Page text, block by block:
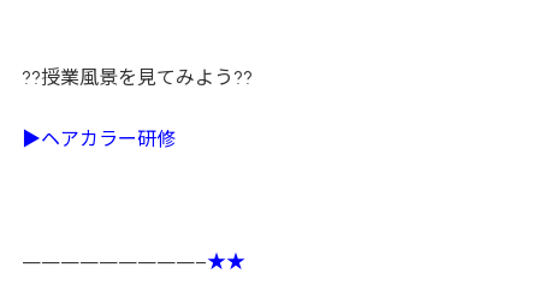
??授業風景を見てみよう??
▶ヘアカラー研修
—————————–★★